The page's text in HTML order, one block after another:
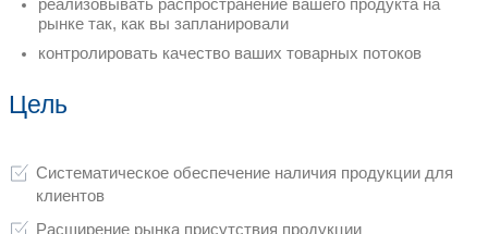
КПБС Мультисвязь – это
для бизнеса, которая
эффективно управлять